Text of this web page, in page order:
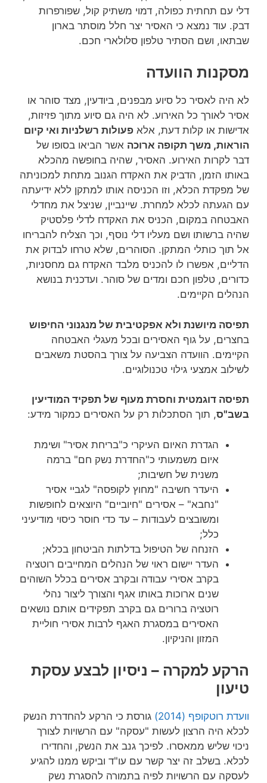
דלי עם תחתית כפולה, דמוי משתיק קול, שפורפרות
דבק. עוד נמצא כי האסיר יצר חלל מוסתר בארון
שבתאו, ושם הסתיר טלפון סלולארי חכם.
מסקנות הוועדה
לא היה לאסיר כל סיוע מבפנים, ביודעין, מצד סוהר או
אסיר לאורך כל האירוע. לא היה גם סיוע מתוך פזיזות,
אדישות או קלות דעת, אלא פעולות רשלניות ואי קיום
הוראות, משך תקופה ארוכה אשר הביאו בסופו של
דבר לקרות האירוע. האסיר, שהיה בחופשה מהכלא
באותו הזמן, הדביק את האקדח הגנוב מתחת למכוניתה
של מפקדת הכלא, וזו הכניסה אותו למתקן ללא ידיעתה
עם הגעתה לכלא למחרת. שיינביין, שניצל את מחדלי
האבטחה במקום, הכניס את האקדח לדלי פלסטיק
שהיה ברשותו ושם מעליו דלי נוסף, וכך הצליח להבריחו
אל תוך כותלי המתקן. הסוהרים, שלא טרחו לבדוק את
הדליים, אפשרו לו להכניס מלבד האקדח גם מחסניות,
כדורים, טלפון חכם ומדים של סוהר. ועדכנית בנושא
הנהלים הקיימים.
תפיסה מיושנת ולא אפקטיבית של מנגנוני החיפוש
בחצרים, על גוף האסירים ובכל מעגלי האבטחה
הקיימים. הוועדה הצביעה על צורך בהסטת משאבים
לשילוב אמצעי גילוי טכנולוגיים.
תפיסה דוגמטית וחסרת מעוף של תפקיד המודיעין
בשב"ס, תוך הסתכלות רק על האסירים כמקור מידע:
הגדרת האיום העיקרי כ"בריחת אסיר" ושימת
איום משמעותי כ"החדרת נשק חם" ברמה
משנית של חשיבות;
היעדר חשיבה "מחוץ לקופסה" לגביי אסיר
"נחבא" – אסירים "חיוביים" היוצאים לחופשות
ומשובצים לעבודות – עד כדי חוסר כיסוי מודיעיני
כלל;
הזנחה של הטיפול בדלתות הביטחון בכלא;
העדר יישום ראוי של הנהלים המחייבים רוטציה
בקרב אסירי עבודה ובקרב אסירים בכלל השוהים
שנים ארוכות באותו אגף והצורך ליצור נהלי
רוטציה ברורים גם בקרב תפקידים אותם נושאים
האסירים במסגרת האגף לרבות אסירי חוליית
המזון והניקיון.
הרקע למקרה – ניסיון לבצע עסקת
טיעון
וועדת רוטקופף (2014)
גורסת כי הרקע להחדרת הנשק
לכלא היה הרצון לעשות "עסקה" עם הרשויות לצורך
ניכוי שליש ממאסרו. לפיכך גנב את הנשק, והחדירו
לכלא. בשלב זה יצר קשר עם עו"ד וביקש ממנו להגיע
לעסקה עם הרשויות לפיה בתמורה להסגרת נשק